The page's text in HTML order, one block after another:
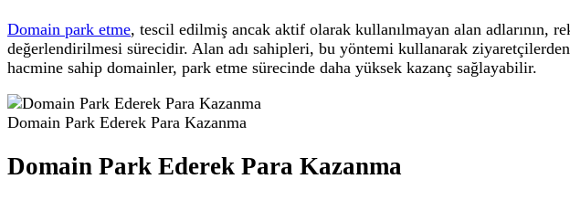
Domain park etme, tescil edilmiş ancak aktif olarak kullanılmayan alan adlarının,
değerlendirilmesi sürecidir. Alan adı sahipleri, bu yöntemi kullanarak
hacmine sahip domainler, park etme sürecinde daha yüksek kazanç sağlayabilir.
Domain Park Ederek Para Kazanma
Domain Park Ederek Para Kazanma